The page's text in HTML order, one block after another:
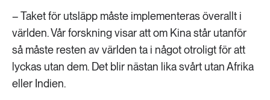
– Taket för utsläpp måste implementeras överallt i
världen. Vår forskning visar att om Kina står utanför
så måste resten av världen ta i något otroligt för att
lyckas utan dem. Det blir nästan lika svårt utan Afrika
eller Indien.